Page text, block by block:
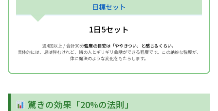
目標セット
1日5セット
週4回以上 / 合計30分強度の目安は「ややきつい」と感じるくらい。
具体的には、息は弾むけれど、隣の人とギリギリ会話ができる程度です。この絶妙な強度が、
体に魔法のような変化をもたらします。
驚きの効果「20%の法則」